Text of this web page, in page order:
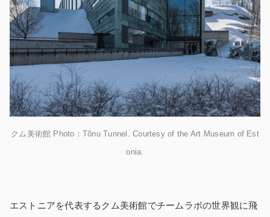
クム美術館 Photo：Tõnu Tunnel. Courtesy of the Art Museum of Est
onia.
エストニアを代表するクム美術館でチームラボの世界観に飛